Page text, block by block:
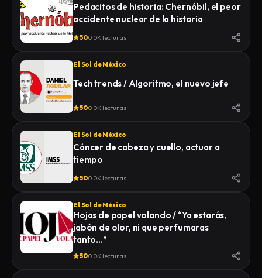
Pedacitos de historia: Chernóbil, el peor
accidente nuclear de la historia
500.0K lecturas
El Sol de México
Tech trends / Algoritmo, el nuevo jefe
500.0K lecturas
El Sol de México
Cáncer de cabeza y cuello, actuar a
tiempo
500.0K lecturas
El Sol de México
Hojas de papel volando / “Ya estarás,
jabón de olor, ni que perfumaras
tanto…”
500.0K lecturas